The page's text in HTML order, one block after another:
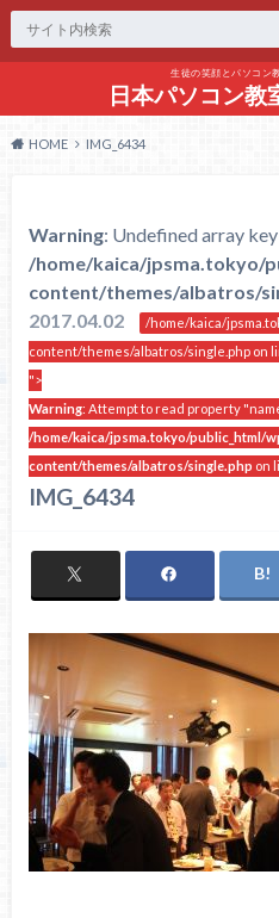
生徒の笑顔とパソコン
日本パソコン教
HOME IMG_6434
Warning: Undefined array
/home/kaica/jpsma.tokyo/
content/themes/albatros/
2017.04.02
/home/kaica/
content/themes/albatros/single.php on
">
Warning: Attempt to read property
/home/kaica/jpsma.tokyo/public_html/
content/themes/albatros/single.php on
IMG_6434